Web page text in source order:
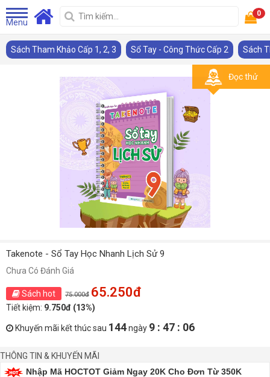
Menu
0
Sách Tham Khảo Cấp 1, 2, 3 Sổ Tay - Công Thức Cấp 2 Sách
Đọc thử
Takenote - Sổ Tay Học Nhanh Lịch Sử 9
Chưa Có Đánh Giá
Sách hot 75.000đ 65.250đ
Tiết kiệm: 9.750đ (13%)
Khuyến mãi kết thúc sau 144ngày 9 : 47 : 06
THÔNG TIN & KHUYẾN MÃI
Nhập Mã HOCTOT Giảm Ngay 20K Cho Đơn Từ 350K